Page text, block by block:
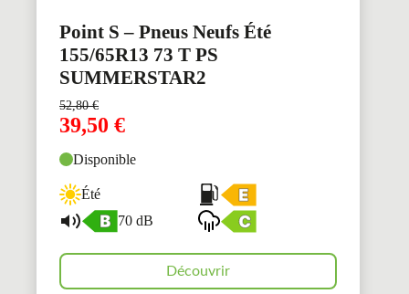
Point S – Pneus Neufs Été
155/65R13 73 T PS
SUMMERSTAR2
52,80€
39,50 €
Disponible
Été
70 dB
Découvrir